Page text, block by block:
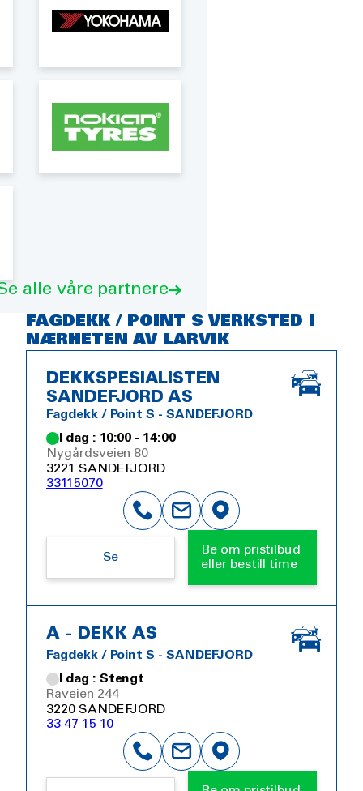
alle våre partnere
FAGDEKK / POINT S VERKSTED I
NÆRHETEN AV LARVIK
DEKKSPESIALISTEN
SANDEFJORD AS
Fagdekk / Point S - SANDEFJORD
I dag : 10:00 - 14:00
Nygårdsveien 80
3221 SANDEFJORD
33115070
Se
Be om pristilbud
eller bestill time
A - DEKK AS
Fagdekk / Point S - SANDEFJORD
I dag : Stengt
Raveien 244
3220 SANDEFJORD
33 47 15 10